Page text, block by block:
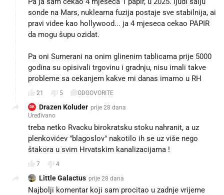
sonde na Mars, nuklearna fuzija postaje sve stabilnija, ai
pravi videe kao hollywood... ja 4 mjeseca cekao PAPIR
da mogu šupu ozidat.
Pa oni Sumerani na onim glinenim tablicama prije 5000
godina su opisivali trgovinu i gradnju, nisu imali takve
probleme sa cekanjem kakve mi danas imamo u RH
21 5 ODGOVORITE
DK Drazen Koluder prije 28 dana
Uređivano
treba netko Rvacku birokratsku stoku nahranit, a uz
plenkovićev "blagoslov" nakotilo ih se uz više nego
štakora u svim Hrvatskim kanalizacijama !
7 4
Little Galactus prije 28 dana
Najbolji komentar koji sam procitao u zadnje vrijeme